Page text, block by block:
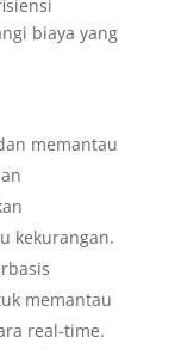
biaya yang
memantau
kekurangan.
memantau
real-time.